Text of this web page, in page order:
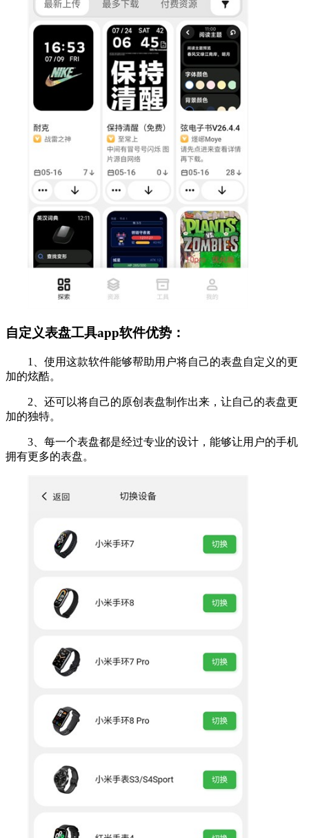
自定义表盘工具app软件优势：
1、使用这款软件能够帮助用户将自己的表盘自定义的更
加的炫酷。
2、还可以将自己的原创表盘制作出来，让自己的表盘更
加的独特。
3、每一个表盘都是经过专业的设计，能够让用户的手机
拥有更多的表盘。